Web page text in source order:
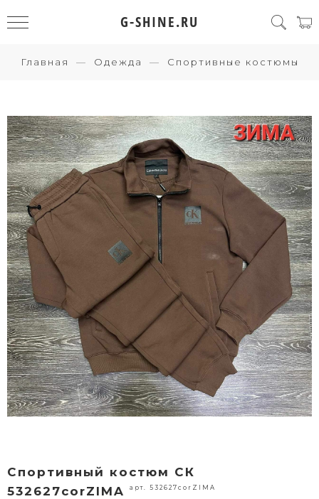
G-SHINE.RU
Главная Одежда Спортивные костюмы
Спортивный костюм СК
532627corZIMA
арт. 532627corZIMA